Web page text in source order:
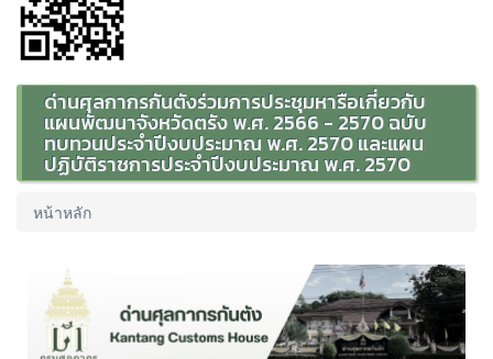
ด่านศุลกากรกันตังร่วมการประชุมหารือเกี่ยวกับ
แผนพัฒนาจังหวัดตรัง พ.ศ. 2566 - 2570 ฉบับ
ทบทวนประจำปีงบประมาณ พ.ศ. 2570 และแผน
ปฏิบัติราชการประจำปีงบประมาณ พ.ศ. 2570
หน้าหลัก